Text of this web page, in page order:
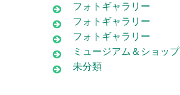
フォトギャラリー
フォトギャラリー
フォトギャラリー
ミュージアム＆ショップ
未分類